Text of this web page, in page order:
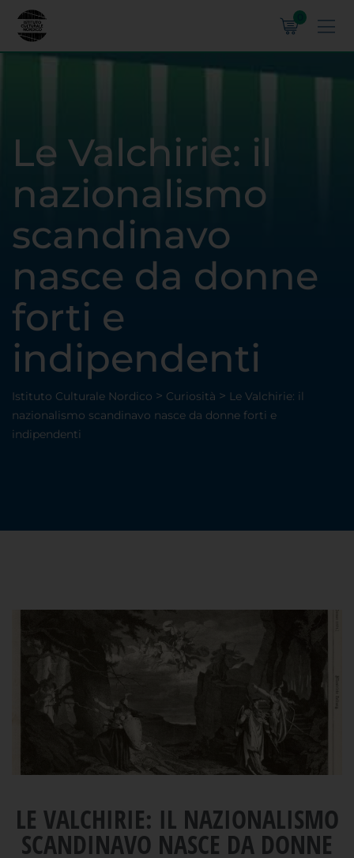
Le Valchirie: il
nazionalismo
scandinavo
nasce da donne
forti e
indipendenti
Istituto Culturale Nordico > Curiosità > Le Valchirie: il
nazionalismo scandinavo nasce da donne forti e
indipendenti
LE VALCHIRIE: IL NAZIONALISMO
SCANDINAVO NASCE DA DONNE